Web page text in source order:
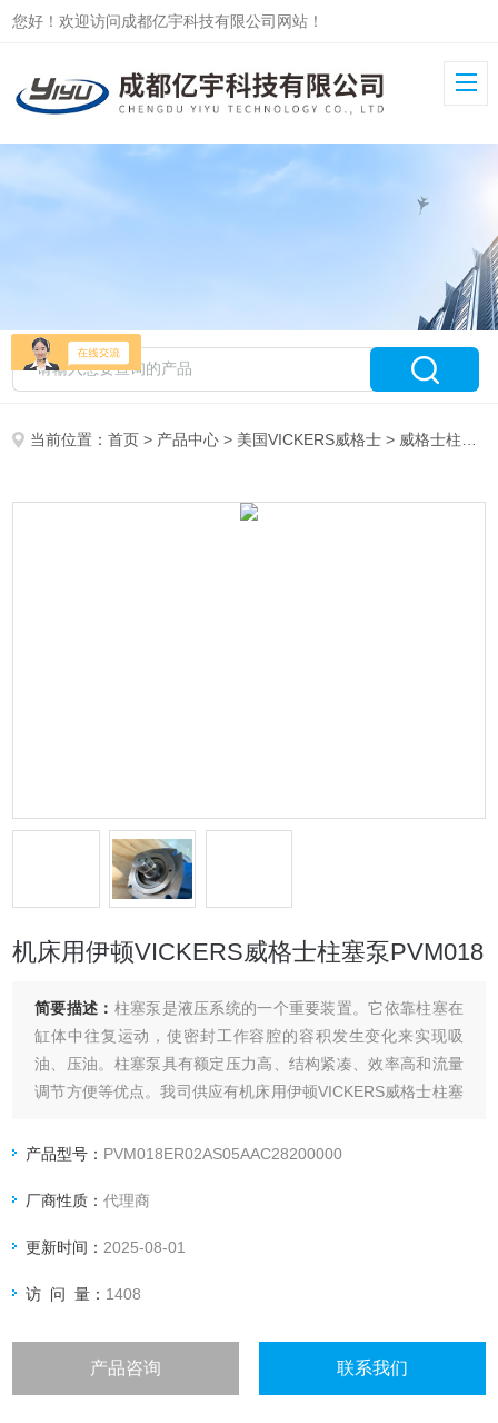
您好！欢迎访问成都亿宇科技有限公司网站！
当前位置：首页 > 产品中心 > 美国VICKERS威格士 > 威格士柱塞泵PVM/PVQ
机床用伊顿VICKERS威格士柱塞泵PVM018
简要描述： 柱塞泵是液压系统的一个重要装置。它依靠柱塞在
缸体中往复运动，使密封工作容腔的容积发生变化来实现吸
油、压油。柱塞泵具有额定压力高、结构紧凑、效率高和流量
调节方便等优点。我司供应有机床用伊顿VICKERS威格士柱塞
产品型号： PVM018ER02AS05AAC28200000
厂商性质：代理商
更新时间： 2025-08-01
访 问 量： 1408
产品咨询 联系我们